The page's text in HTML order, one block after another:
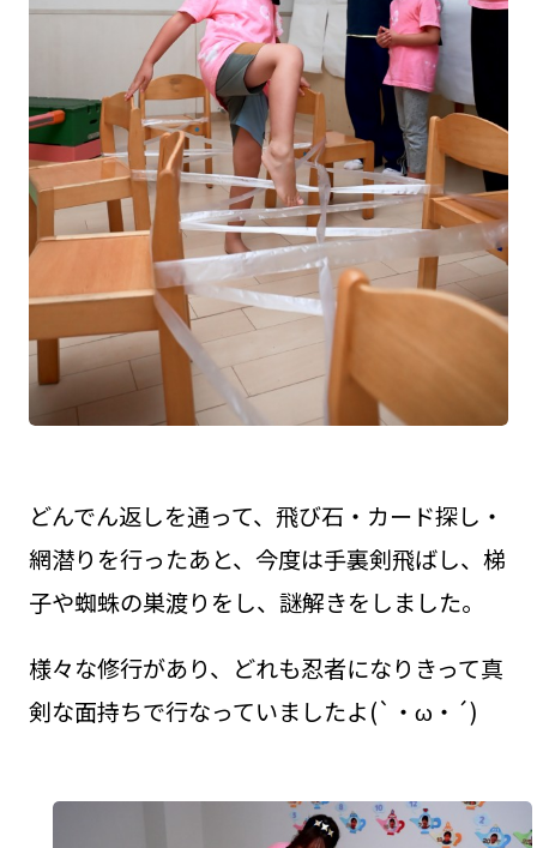
どんでん返しを通って、飛び石・カード探し・
網潜りを行ったあと、今度は手裏剣飛ばし、梯
子や蜘蛛の巣渡りをし、謎解きをしました。
様々な修行があり、どれも忍者になりきって真
剣な面持ちで行なっていましたよ(`・ω・´)